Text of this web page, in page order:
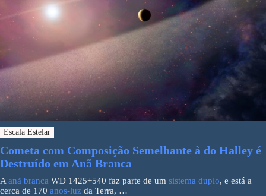
Escala Estelar
Cometa com Composição Semelhante à do Halley é
Destruído em Anã Branca
A anã branca WD 1425+540 faz parte de um sistema duplo, e está a
cerca de 170 anos-luz da Terra, …